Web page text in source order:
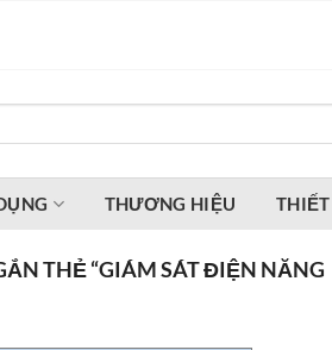
THƯƠNG HIỆU
THẺ “GIÁM SÁT ĐIỆN NĂNG